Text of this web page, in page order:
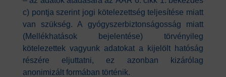
c) pontja szerint jogi kötelezettség teljesítése miatt
van szükség. A gyógyszerbiztonságosság miatt
(Mellékhatások bejelentése) törvényileg
kötelezettek vagyunk adatokat a kijelölt hatóság
részére eljuttatni, ez azonban kizárólag
anonimizált formában történik.